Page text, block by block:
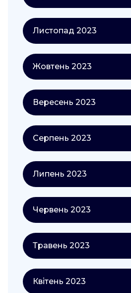
Листопад 2023
Жовтень 2023
Вересень 2023
Серпень 2023
Липень 2023
Червень 2023
Травень 2023
Квітень 2023